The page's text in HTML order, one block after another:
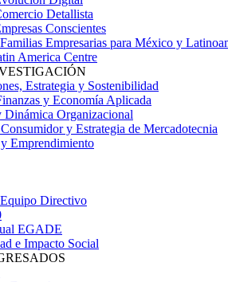
Detallista
Conscientes
Empresarias para México y
America Centre
Estrategia y Sostenibilidad
y Economía Aplicada
Dinámica Organizacional
y Estrategia de Mercadotecnia
Emprendimiento
Directivo
EGADE
e Impacto Social